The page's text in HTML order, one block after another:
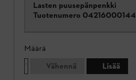
Lasten puusepänpenkki
Tuotenumero 04216000144
Määrä
Vähennä
Lisää